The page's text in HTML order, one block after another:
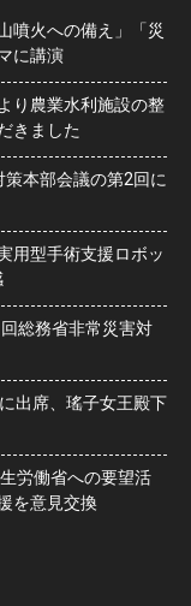
噴火への備え」「災
に講演
り農業水利施設の整
きました
本部会議の第2回に
用型手術支援ロボッ
総務省非常災害対
出席、瑤子女王殿下
労働省への要望活
を意見交換